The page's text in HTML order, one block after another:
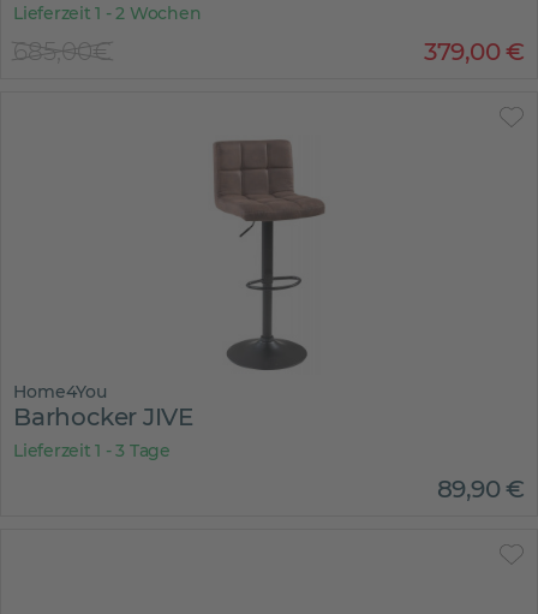
Lieferzeit 1 - 2 Wochen
379,00€
685,00€
Home4You
Barhocker JIVE
Lieferzeit 1 - 3 Tage
89,90€